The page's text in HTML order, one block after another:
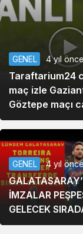
GENEL 4 yıl
Taraftarium24
maç izle
Göztepe maçı
(BeINSports)
GENEL 4 yıl
İMZALAR
GELECEK
KİM ?